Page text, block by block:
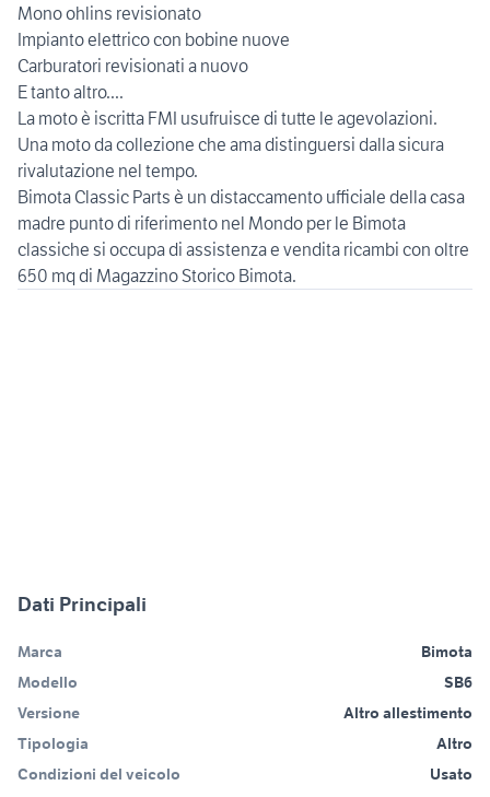
Mono ohlins revisionato
Impianto elettrico con bobine nuove
Carburatori revisionati a nuovo
E tanto altro....
La moto è iscritta FMI usufruisce di tutte le agevolazioni.
Una moto da collezione che ama distinguersi dalla sicura
rivalutazione nel tempo.
Bimota Classic Parts è un distaccamento ufficiale della casa
madre punto di riferimento nel Mondo per le Bimota
classiche si occupa di assistenza e vendita ricambi con oltre
Dati Principali
Marca
Bimota
Modello
SB6
Versione
Altro allestimento
Tipologia
Altro
Condizioni del veicolo
Usato